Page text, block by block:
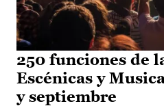
250 funciones de
Escénicas y
y septiembre